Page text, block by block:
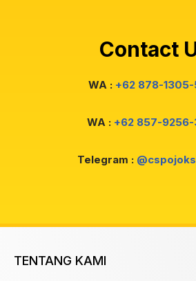
Contact
WA : +62 878-
WA : +62 857-
Telegram :
TENTANG KAMI